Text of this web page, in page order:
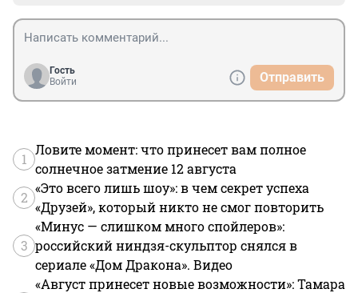
Гость
Войти
Отправить
1
Ловите момент: что принесет вам полное
солнечное затмение 12 августа
2
«Это всего лишь шоу»: в чем секрет успеха
«Друзей», который никто не смог повторить
3
«Минус — слишком много спойлеров»:
российский ниндзя-скульптор снялся в
сериале «Дом Дракона». Видео
«Август принесет новые возможности»: Тамара